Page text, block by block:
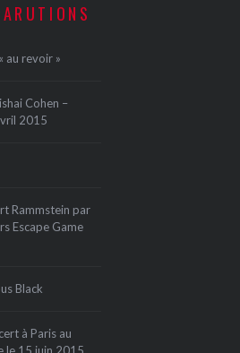
au revoir »
Cohen –
2015
Rammstein par
Escape Game
Black
à Paris au
le 15 juin 2015